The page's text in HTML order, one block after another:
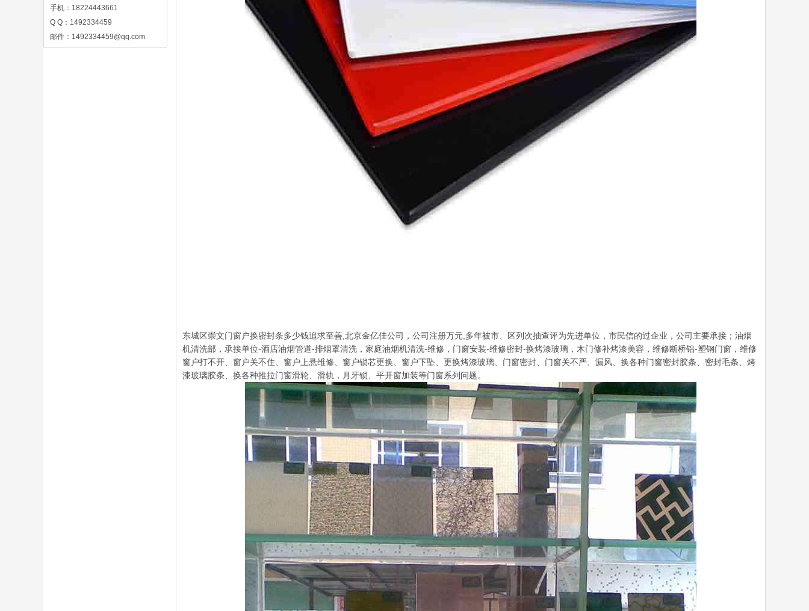
手机：18224443661
Q Q：1492334459
邮件： 1492334459@qq.com
东城区崇文门窗户换密封条多少钱追求至善,北京金亿佳公司，公司注册万元,多年被市、区列次抽查评为先进单位，市民信的过企业，公司主要承接；油烟
机清洗部，承接单位-酒店油烟管道-排烟罩清洗，家庭油烟机清洗-维修，门窗安装-维修密封-换烤漆玻璃，木门修补烤漆美容，维修断桥铝-塑钢门窗，维修
窗户打不开、窗户关不住、窗户上悬维修、窗户锁芯更换、窗户下坠、更换烤漆玻璃、门窗密封、门窗关不严、漏风、换各种门窗密封胶条、密封毛条、烤
漆玻璃胶条、换各种推拉门窗滑轮、滑轨，月牙锁、平开窗加装等门窗系列问题。